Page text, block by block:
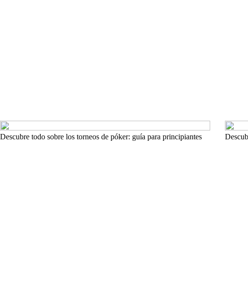
Descubre todo sobre los torneos de póker: guía para principiantes